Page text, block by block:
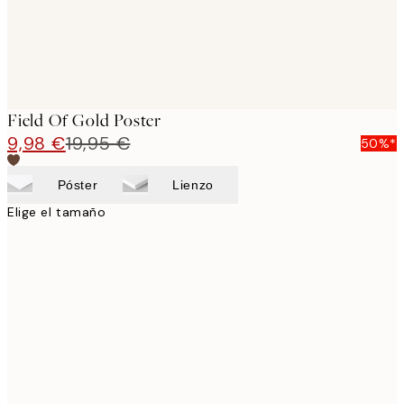
Field Of Gold Poster
9,98 €19,95 € 50%*
Póster Lienzo
Elige el tamaño